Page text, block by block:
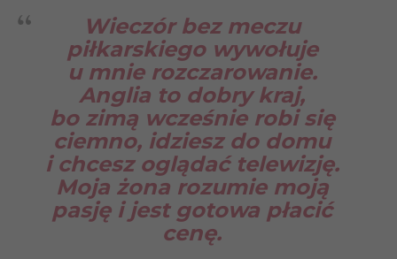
Wieczór bez meczu
piłkarskiego wywołuje
u mnie rozczarowanie.
Anglia to dobry kraj,
bo zimą wcześnie robi się
ciemno, idziesz do domu
i chcesz oglądać telewizję.
Moja żona rozumie moją
pasję i jest gotowa płacić
cenę.